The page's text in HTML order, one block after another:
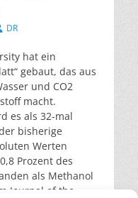
DR
hat ein
gebaut, das aus
und CO2
macht.
es als 32-mal
bisherige
Werten
Prozent des
als Methanol
Journal of the